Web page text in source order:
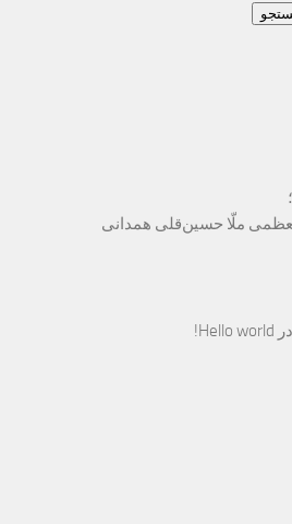
ملّا حسین‌قلی همدانی
در Hello world!